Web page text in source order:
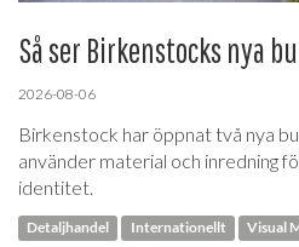
Så ser Birkenstocks nya
2026-08-06
Birkenstock har öppnat två nya
använder material och inredning
identitet.
Detaljhandel Internationellt Visual